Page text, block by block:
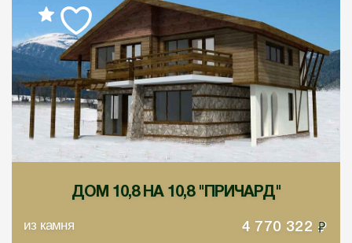
ДОМ 10,8 НА 10,8 "ПРИЧАРД"
из камня 4 770 322